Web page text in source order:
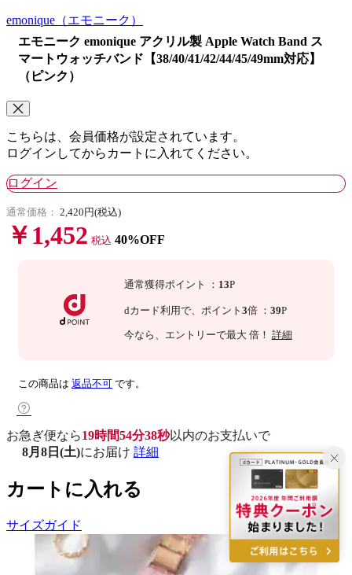
emonique （エモニーク）
エモニーク emonique アクリル製 Apple Watch Band ス
マートウォッチバンド【38/40/41/42/44/45/49mm対応】
（ピンク）
こちらは、会員価格が設定されています。
ログインしてからカートに入れてください。
ログイン
通常価格： 2,420円(税込)
￥1,452 税込 40%OFF
通常獲得ポイント ： 13P
dカード利用で、 ポイント 3倍 ： 39P
今なら 、エントリーで最大 倍！ 詳細
この商品は 返品不可 です。
お急ぎ便なら19時間54分37秒以内のお支払いで
8月8日(土)にお届け 詳細
カートに入れる
サイズガイド